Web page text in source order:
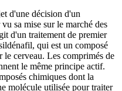
d'une décision d'un
sa mise sur le marché des
d'un traitement de premier
qui est un composé
cerveau. Les comprimés de
le même principe actif.
chimiques dont la
molécule utilisée pour traiter